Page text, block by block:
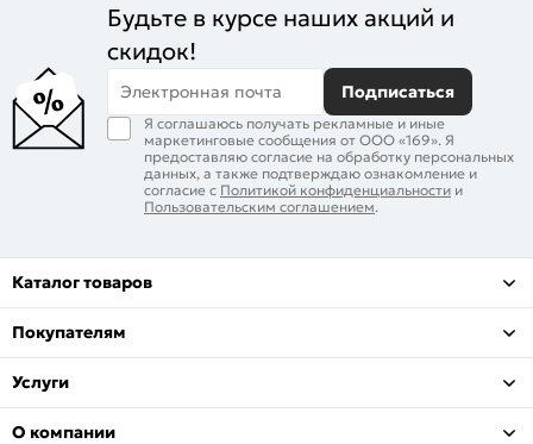
Будьте в курсе наших акций и
скидок!
Электронная почта Подписаться
Я соглашаюсь получать рекламные и иные
маркетинговые сообщения от ООО «169». Я
предоставляю согласие на обработку персональных
данных, а также подтверждаю ознакомление и
согласие с Политикой конфиденциальности и
Пользовательским соглашением.
Каталог товаров
Покупателям
Услуги
О компании